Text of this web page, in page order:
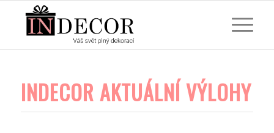
INDECOR AKTUÁLNÍ VÝLOHY